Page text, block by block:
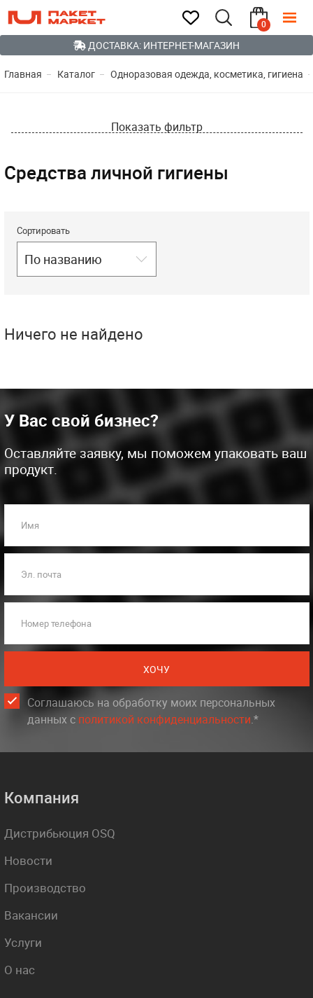
0
ДОСТАВКА: ИНТЕРНЕТ-МАГАЗИН
Главная Каталог Одноразовая одежда, косметика, гигиена
Показать фильтр
Средства личной гигиены
Сортировать
По названию
Ничего не найдено
У Вас свой бизнес?
Оставляйте заявку, мы поможем упаковать ваш
продукт.
Имя
Эл. почта
Номер телефона
ХОЧУ
Соглашаюсь на обработку моих персональных
данных c политикой конфиденциальности.*
Компания
Дистрибьюция OSQ
Новости
Производство
Вакансии
Услуги
О нас